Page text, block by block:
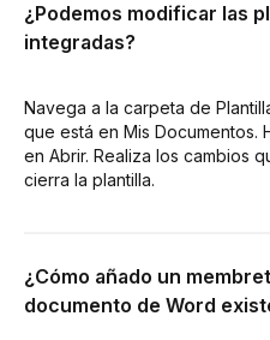
¿Podemos modificar las
integradas?
Navega a la carpeta de
que está en Mis Documentos.
en Abrir. Realiza los cambios
cierra la plantilla.
¿Cómo añado un
documento de Word